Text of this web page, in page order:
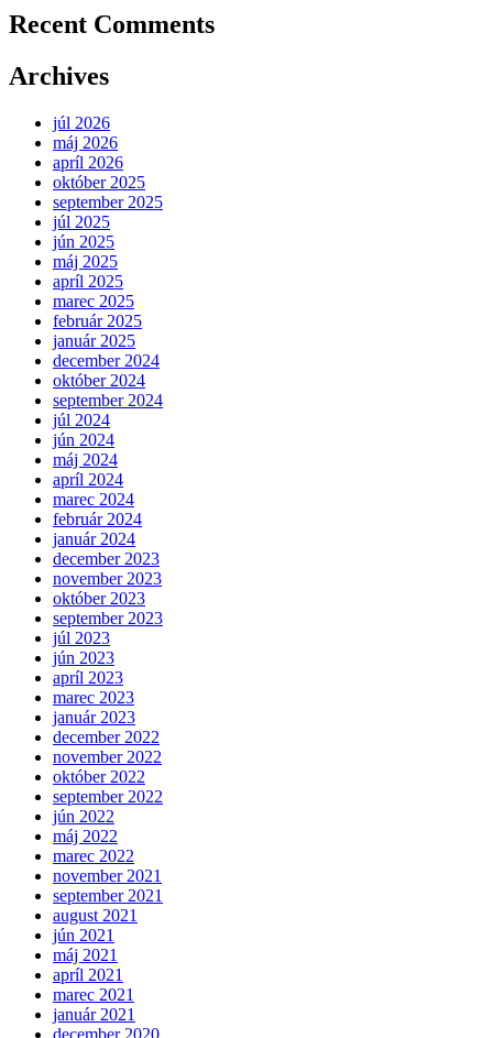
Recent Comments
Archives
júl 2026
máj 2026
apríl 2026
október 2025
september 2025
júl 2025
jún 2025
máj 2025
apríl 2025
marec 2025
február 2025
január 2025
december 2024
október 2024
september 2024
júl 2024
jún 2024
máj 2024
apríl 2024
marec 2024
február 2024
január 2024
december 2023
november 2023
október 2023
september 2023
júl 2023
jún 2023
apríl 2023
marec 2023
január 2023
december 2022
november 2022
október 2022
september 2022
jún 2022
máj 2022
marec 2022
november 2021
september 2021
august 2021
jún 2021
máj 2021
apríl 2021
marec 2021
január 2021